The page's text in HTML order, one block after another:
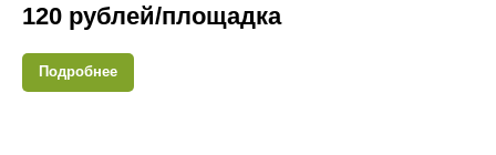
120 рублей/площадка
Подробнее